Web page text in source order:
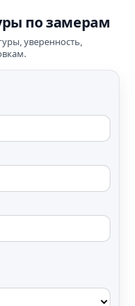
по замерам
уверенность,